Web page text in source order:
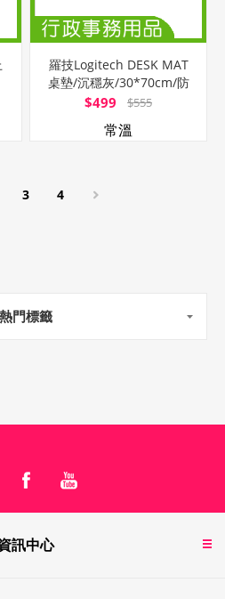
羅技Logitech DESK MAT
桌墊/沉穩灰/30*70cm/防
潑水
$499 $555
常溫
3 4
熱門標籤
訊中心